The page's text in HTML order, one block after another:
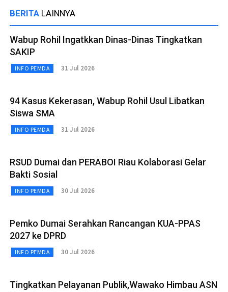
BERITA LAINNYA
Wabup Rohil Ingatkkan Dinas-Dinas Tingkatkan
SAKIP
INFO PEMDA 31 Jul 2026
94 Kasus Kekerasan, Wabup Rohil Usul Libatkan
Siswa SMA
INFO PEMDA 31 Jul 2026
RSUD Dumai dan PERABOI Riau Kolaborasi Gelar
Bakti Sosial
INFO PEMDA 30 Jul 2026
Pemko Dumai Serahkan Rancangan KUA-PPAS
2027 ke DPRD
INFO PEMDA 30 Jul 2026
Tingkatkan Pelayanan Publik,Wawako Himbau ASN